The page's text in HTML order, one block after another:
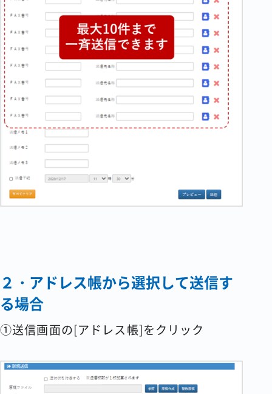
２・アドレス帳から選択して送信す
る場合
①送信画面の[アドレス帳]をクリック